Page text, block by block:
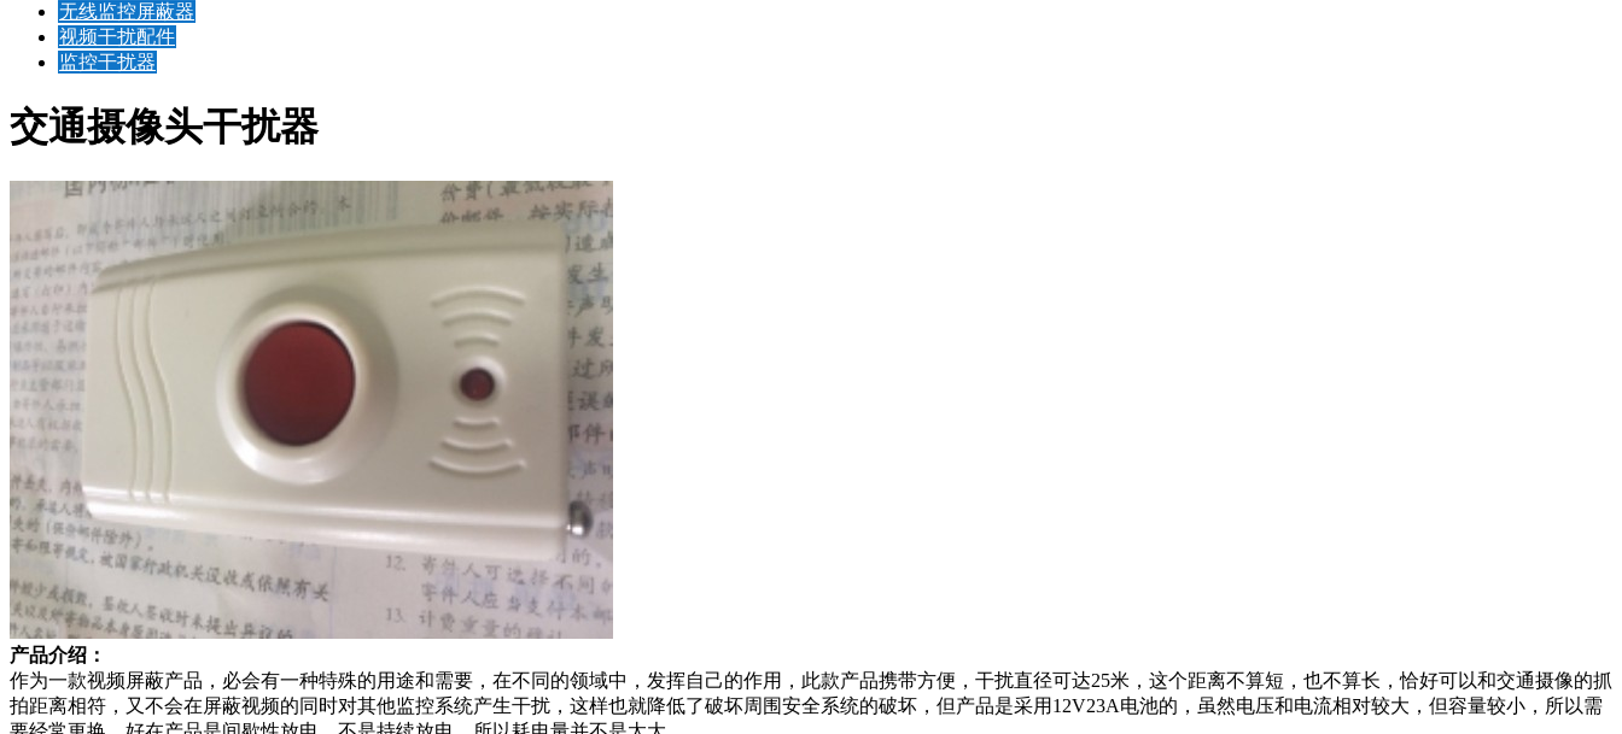
无线监控屏蔽器
视频干扰配件
监控干扰器
交通摄像头干扰器
产品介绍：
作为一款视频屏蔽产品，必会有一种特殊的用途和需要，在不同的领域中，发挥自己的作用，此款产品携带方便，干扰直径可达25米，这个距离不算短，也不算长，恰好可以和交通摄像的抓
拍距离相符，又不会在屏蔽视频的同时对其他监控系统产生干扰，这样也就降低了破坏周围安全系统的破坏，但产品是采用12V23A电池的，虽然电压和电流相对较大，但容量较小，所以需